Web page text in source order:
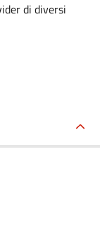
di diversi